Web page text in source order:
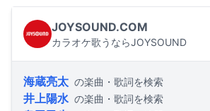
JOYSOUND.COM
カラオケ歌うならJOYSOUND
海蔵亮太 の楽曲・歌詞を検索
井上陽水 の楽曲・歌詞を検索